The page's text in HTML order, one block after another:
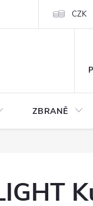
OCHRANA
CZK
ZBRANĚ